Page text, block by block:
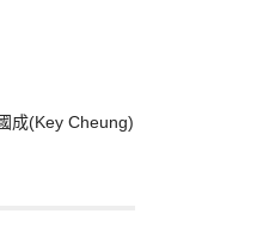
成(Key Cheung)